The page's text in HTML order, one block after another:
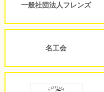
一般社団法人フレンズ
名工会